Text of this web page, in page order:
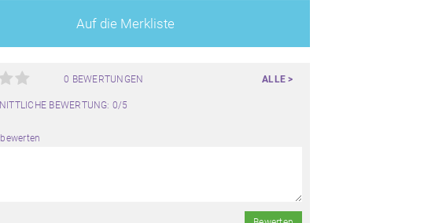
Auf die Merkliste
0 BEWERTUNGEN ALLE >
BEWERTUNG: 0/5